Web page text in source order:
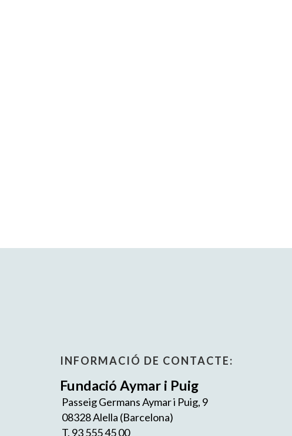
INFORMACIÓ DE CONTACTE:
Fundació Aymar i Puig
Passeig Germans Aymar i Puig, 9
08328 Alella (Barcelona)
T. 93 555 45 00